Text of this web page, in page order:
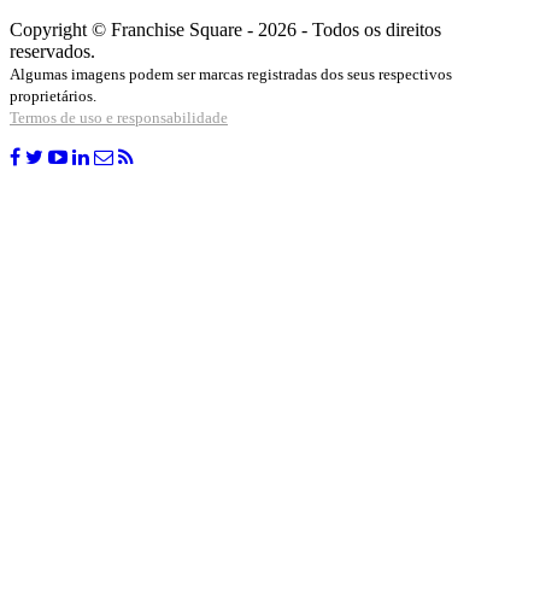
Copyright © Franchise Square - 2026 - Todos os direitos
reservados.
Algumas imagens podem ser marcas registradas dos seus respectivos
proprietários.
Termos de uso e responsabilidade